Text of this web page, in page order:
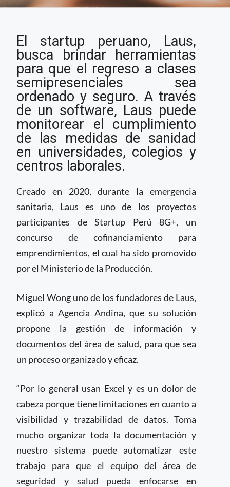
desarrolla plataforma
para monitorear el
estado de salud de
estudiantes y
docentes
El startup peruano, Laus,
busca brindar herramientas
para que el regreso a clases
semipresenciales sea
ordenado y seguro. A través
de un software, Laus puede
monitorear el cumplimiento
de las medidas de sanidad
en universidades, colegios y
centros laborales.
Creado en 2020, durante la emergencia
sanitaria, Laus es uno de los proyectos
participantes de Startup Perú 8G+, un
concurso de cofinanciamiento para
emprendimientos, el cual ha sido promovido
por el Ministerio de la Producción.
Miguel Wong uno de los fundadores de Laus,
explicó a Agencia Andina, que su solución
propone la gestión de información y
documentos del área de salud, para que sea
un proceso organizado y eficaz.
“Por lo general usan Excel y es un dolor de
cabeza porque tiene limitaciones en cuanto a
visibilidad y trazabilidad de datos. Toma
mucho organizar toda la documentación y
nuestro sistema puede automatizar este
trabajo para que el equipo del área de
seguridad y salud pueda enfocarse en